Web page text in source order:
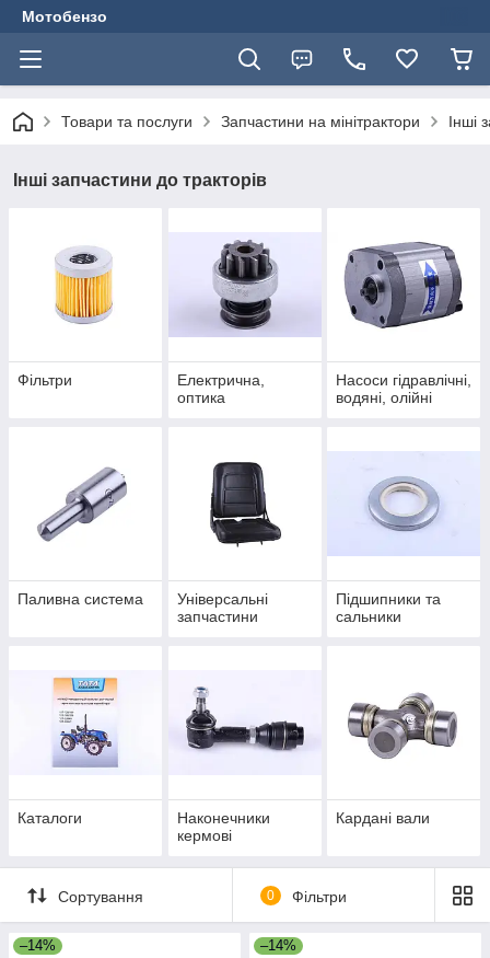
Мотобензо
Товари та послуги Запчастини на мінітрактори Інші
Інші запчастини до тракторів
Фільтри
Електрична,
оптика
Насоси гідравлічні,
водяні, олійні
Паливна система
Універсальні
запчастини
Підшипники та
сальники
Каталоги
Наконечники
кермові
Кардані вали
Сортування 0 Фільтри
–14% –14%